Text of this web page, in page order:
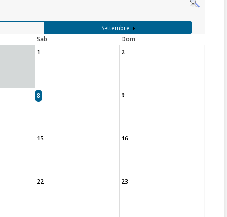
Settembre
Sab
Dom
1 2
8 9
15 16
22 23